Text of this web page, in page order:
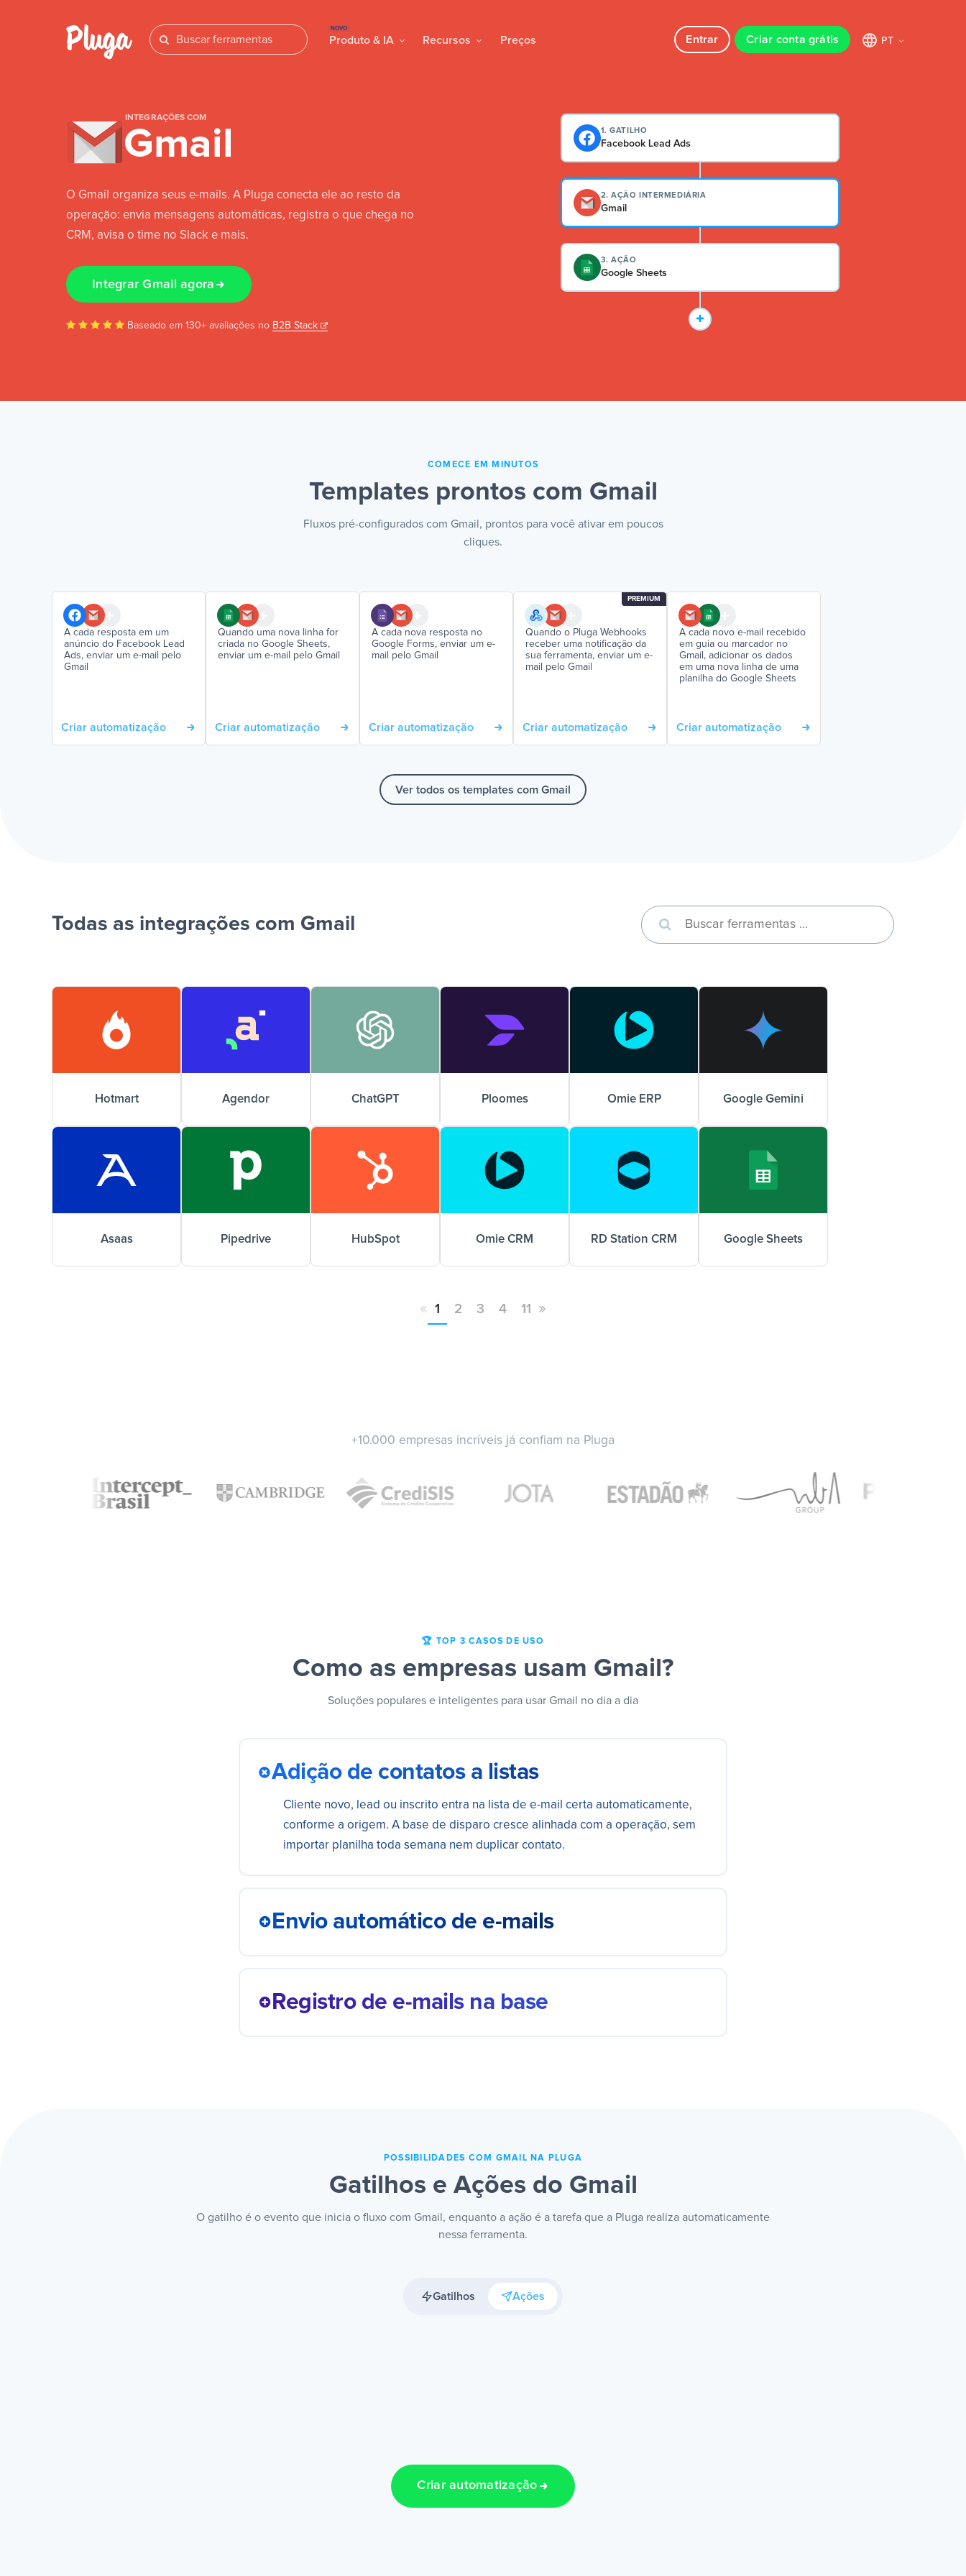
NOVO
Produto & IA Recursos Preços Entrar Criar conta grátis PT
INTEGRAÇÕES COM
Gmail
O Gmail organiza seus e-mails. A Pluga conecta ele ao resto da
operação: envia mensagens automáticas, registra o que chega no
CRM, avisa o time no Slack e mais.
Integrar Gmail agora
Baseado em 130+ avaliações no B2B Stack
1. GATILHO
Facebook Lead Ads
2. AÇÃO INTERMEDIÁRIA
Gmail
3. AÇÃO
Google Sheets
COMECE EM MINUTOS
Templates prontos com Gmail
Fluxos pré-configurados com Gmail, prontos para você ativar em poucos
cliques.
A cada resposta em um
anúncio do Facebook Lead
Ads, enviar um e-mail pelo
Gmail
Criar automatização
Quando uma nova linha for
criada no Google Sheets,
enviar um e-mail pelo Gmail
Criar automatização
A cada nova resposta no
Google Forms, enviar um e-
mail pelo Gmail
Criar automatização
PREMIUM
Quando o Pluga Webhooks
receber uma notificação da
sua ferramenta, enviar um e-
mail pelo Gmail
Criar automatização
A cada novo e-mail recebido
em guia ou marcador no
Gmail, adicionar os dados
em uma nova linha de uma
planilha do Google Sheets
Criar automatização
Ver todos os templates com Gmail
Todas as integrações com Gmail
Hotmart Agendor ChatGPT Ploomes Omie ERP Google Gemini
Asaas Pipedrive HubSpot Omie CRM RD Station CRM Google Sheets
« 1 2 3 4 11 »
+10.000 empresas incríveis já confiam na Pluga
🏆 TOP 3 CASOS DE USO
Como as empresas usam Gmail?
Soluções populares e inteligentes para usar Gmail no dia a dia
Adição de contatos a listas
Cliente novo, lead ou inscrito entra na lista de e-mail certa automaticamente,
conforme a origem. A base de disparo cresce alinhada com a operação, sem
importar planilha toda semana nem duplicar contato.
Envio automático de e-mails
enviar mensagem por mensagem.
Registro de e-mails na base
POSSIBILIDADES COM GMAIL NA PLUGA
Gatilhos e Ações do Gmail
O gatilho é o evento que inicia o fluxo com Gmail, enquanto a ação é a tarefa que a Pluga realiza automaticamente
nessa ferramenta.
Gatilhos Ações
Criar automatização